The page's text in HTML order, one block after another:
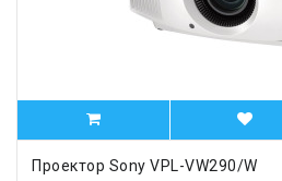
Проектор Sony VPL-VW290/W